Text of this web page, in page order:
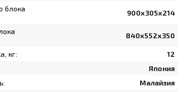
блока
900х305х214
840х552х350
кг:
12
Япония
Малайзия